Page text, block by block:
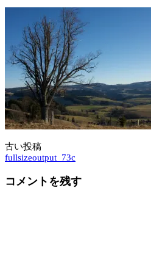
投
ナ
古い投稿
fullsizeoutput_73c
コメントを残す